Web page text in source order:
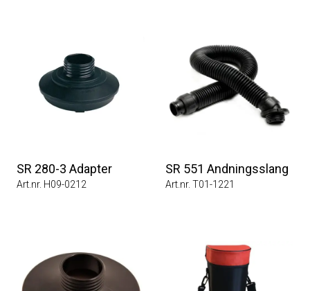
SR 280-3 Adapter
Art.nr. H09-0212
SR 551 Andningsslang
Art.nr. T01-1221